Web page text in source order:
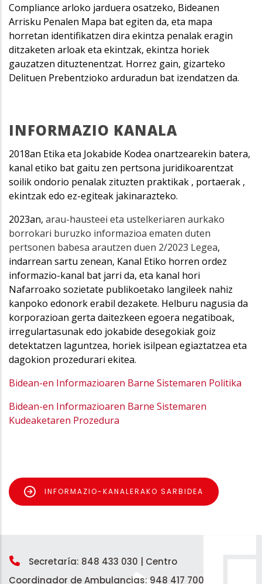
Compliance arloko jarduera osatzeko, Bideanen
Arrisku Penalen Mapa bat egiten da, eta mapa
horretan identifikatzen dira ekintza penalak eragin
ditzaketen arloak eta ekintzak, ekintza horiek
gauzatzen dituztenentzat. Horrez gain, gizarteko
Delituen Prebentzioko arduradun bat izendatzen da.
INFORMAZIO KANALA
2018an Etika eta Jokabide Kodea onartzearekin batera,
kanal etiko bat gaitu zen pertsona juridikoarentzat
soilik ondorio penalak zituzten praktikak , portaerak ,
ekintzak edo ez-egiteak jakinarazteko.
2023an, arau-hausteei eta ustelkeriaren aurkako
borrokari buruzko informazioa ematen duten
pertsonen babesa arautzen duen 2/2023 Legea,
indarrean sartu zenean, Kanal Etiko horren ordez
informazio-kanal bat jarri da, eta kanal hori
Nafarroako sozietate publikoetako langileek nahiz
kanpoko edonork erabil dezakete. Helburu nagusia da
korporazioan gerta daitezkeen egoera negatiboak,
irregulartasunak edo jokabide desegokiak goiz
detektatzen laguntzea, horiek isilpean egiaztatzea eta
dagokion prozedurari ekitea.
Bidean-en Informazioaren Barne Sistemaren Politika
Bidean-en Informazioaren Barne Sistemaren
Kudeaketaren Prozedura
INFORMAZIO-KANALERAKO SARBIDEA
Secretaría: 848 433 030 | Centro
Coordinador de Ambulancias: 948 417 700